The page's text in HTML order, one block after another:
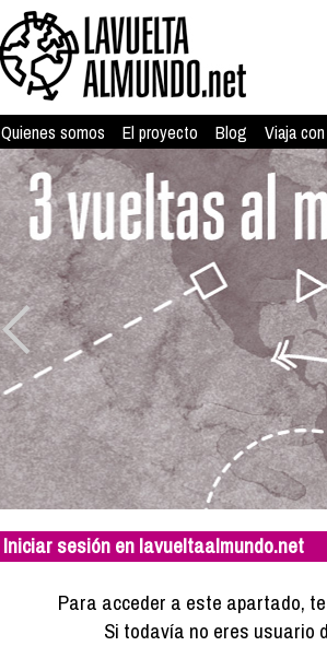
Quienes somos El proyecto Blog Viaja
Iniciar sesión en lavueltaalmundo.net
Para acceder a este apartado,
Si todavía no eres usuario